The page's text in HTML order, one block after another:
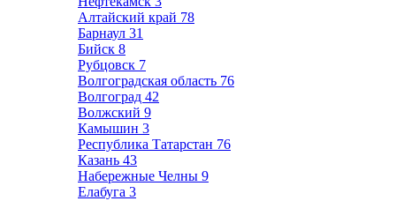
Алтайский край 78
Барнаул 31
Бийск 8
Рубцовск 7
Волгоградская область 76
Волгоград 42
Волжский 9
Камышин 3
Республика Татарстан 76
Казань 43
Набережные Челны 9
Елабуга 3